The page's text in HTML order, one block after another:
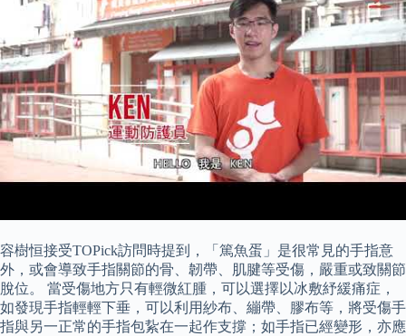
容樹恒接受TOPick訪問時提到，「篤魚蛋」是很常見的手指意
外，或會導致手指關節的骨、韌帶、肌腱等受傷，嚴重或致關節
脫位。 當受傷地方只有輕微紅腫，可以選擇以冰敷紓緩痛症，
如發現手指輕輕下垂，可以利用紗布、繃帶、膠布等，將受傷手
指與另一正常的手指包紥在一起作支撐；如手指已經變形，亦應